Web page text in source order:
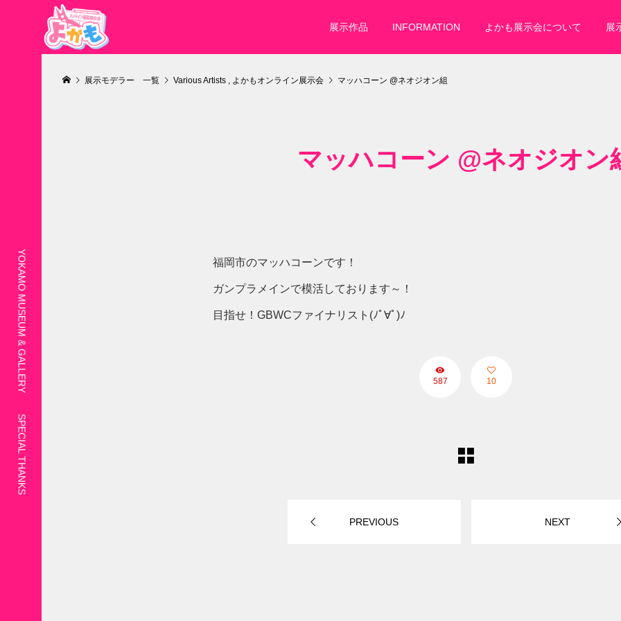
展示作品 INFORMATION よかも展示会について 展
SPECIAL THANKS
展示モデラー 一覧 Various Artists , よかもオンライン展示会 マッハコーン @ネオジオン組
マッハコーン @ネオジオン
福岡市のマッハコーンです！
ガンプラメインで模活しております～！
目指せ！GBWCファイナリスト(ﾉﾟ∀ﾟ)ﾉ
587 10
PREVIOUS NEXT